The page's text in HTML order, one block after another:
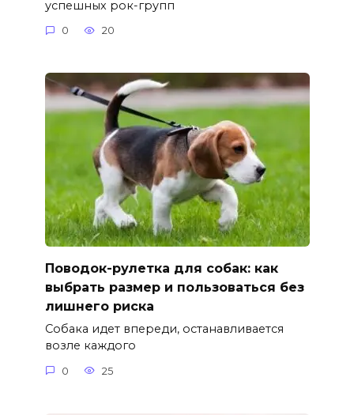
успешных рок-групп
0 20
Поводок-рулетка для собак: как
выбрать размер и пользоваться без
лишнего риска
Собака идет впереди, останавливается
возле каждого
0 25